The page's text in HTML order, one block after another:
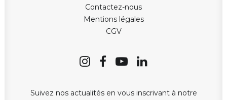
Contactez-nous
Mentions légales
CGV
Suivez nos actualités en vous inscrivant à notre